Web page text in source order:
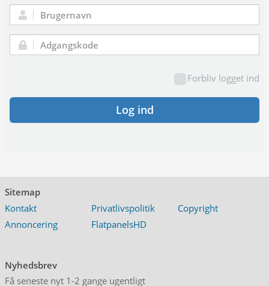
Brugernavn:
Adgangskode:
Forbliv logget ind
Log ind
Sitemap
Kontakt
Privatlivspolitik
Copyright
Annoncering
FlatpanelsHD
Nyhedsbrev
Få seneste nyt 1-2 gange ugentligt